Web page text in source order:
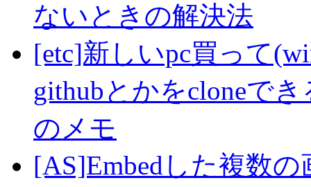
ないときの解決法
[etc]新しいpc買って
githubとかをcloneで
のメモ
[AS]Embedした複数